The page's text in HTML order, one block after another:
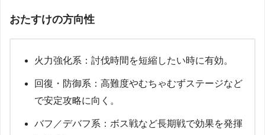
おたすけの方向性
火力強化系：討伐時間を短縮したい時に有効。
回復・防御系：高難度やむちゃむずステージなど
で安定攻略に向く。
バフ／デバフ系：ボス戦など長期戦で効果を発揮